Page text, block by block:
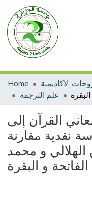
Home
علم الترجمة
القرآن إلى
نقدية مقارنة
الهلالي و محمد
و البقرة